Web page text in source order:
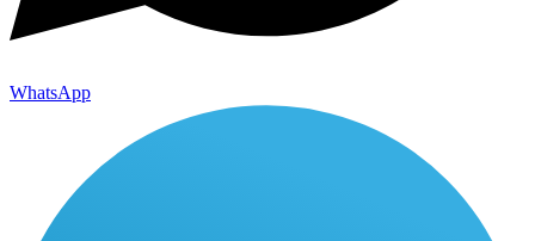
WhatsApp